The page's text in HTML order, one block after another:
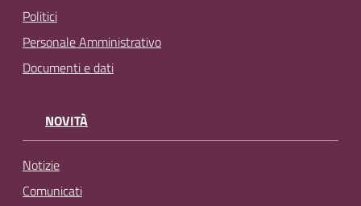
Politici
Personale Amministrativo
Documenti e dati
NOVITÀ
Notizie
Comunicati